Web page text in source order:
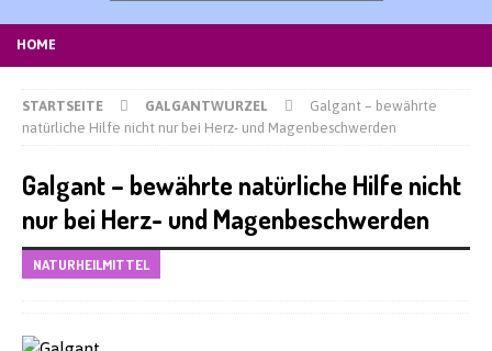
HOME
STARTSEITE GALGANTWURZEL
Galgant – bewährte
natürliche Hilfe nicht nur bei Herz- und Magenbeschwerden
Galgant – bewährte natürliche Hilfe nicht
nur bei Herz- und Magenbeschwerden
NATURHEILMITTEL